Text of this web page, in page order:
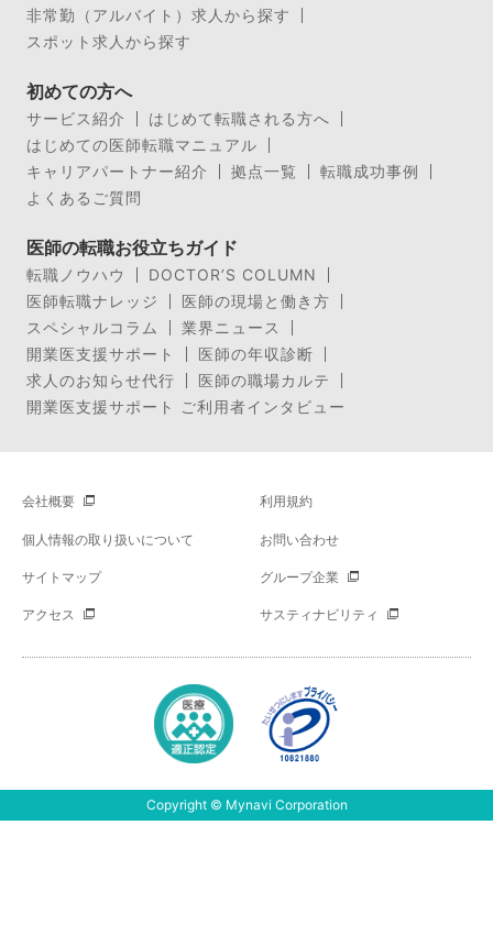
非常勤（アルバイト）求人から探す
スポット求人から探す
初めての方へ
サービス紹介
はじめて転職される方へ
はじめての医師転職マニュアル
キャリアパートナー紹介
拠点一覧
転職成功事例
よくあるご質問
医師の転職お役立ちガイド
転職ノウハウ
DOCTOR’S COLUMN
医師転職ナレッジ
医師の現場と働き方
スペシャルコラム
業界ニュース
開業医支援サポート
医師の年収診断
求人のお知らせ代行
医師の職場カルテ
開業医支援サポート ご利用者インタビュー
会社概要 利用規約
個人情報の取り扱いについて お問い合わせ
サイトマップ グループ企業
アクセス サスティナビリティ
Copyright © Mynavi Corporation